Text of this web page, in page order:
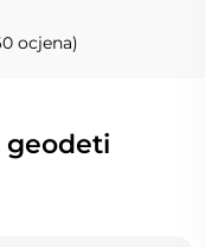
ocjena)
geodeti